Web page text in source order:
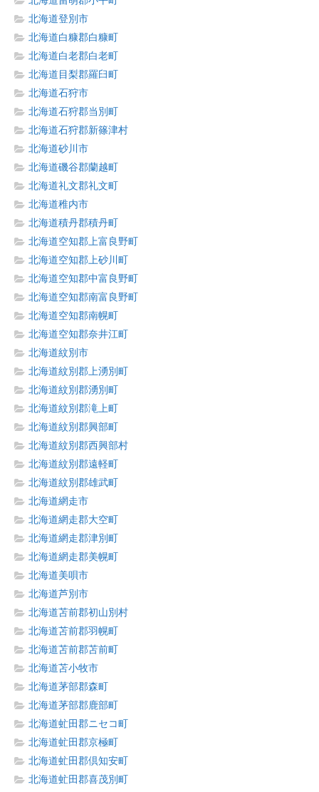
北海道登別市
北海道白糠郡白糠町
北海道白老郡白老町
北海道目梨郡羅臼町
北海道石狩市
北海道石狩郡当別町
北海道石狩郡新篠津村
北海道砂川市
北海道磯谷郡蘭越町
北海道礼文郡礼文町
北海道稚内市
北海道積丹郡積丹町
北海道空知郡上富良野町
北海道空知郡上砂川町
北海道空知郡中富良野町
北海道空知郡南富良野町
北海道空知郡南幌町
北海道空知郡奈井江町
北海道紋別市
北海道紋別郡上湧別町
北海道紋別郡湧別町
北海道紋別郡滝上町
北海道紋別郡興部町
北海道紋別郡西興部村
北海道紋別郡遠軽町
北海道紋別郡雄武町
北海道網走市
北海道網走郡大空町
北海道網走郡津別町
北海道網走郡美幌町
北海道美唄市
北海道芦別市
北海道苫前郡初山別村
北海道苫前郡羽幌町
北海道苫前郡苫前町
北海道苫小牧市
北海道茅部郡森町
北海道茅部郡鹿部町
北海道虻田郡ニセコ町
北海道虻田郡京極町
北海道虻田郡倶知安町
北海道虻田郡喜茂別町